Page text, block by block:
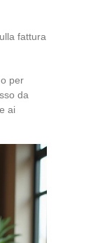
fattura
per
da
ai